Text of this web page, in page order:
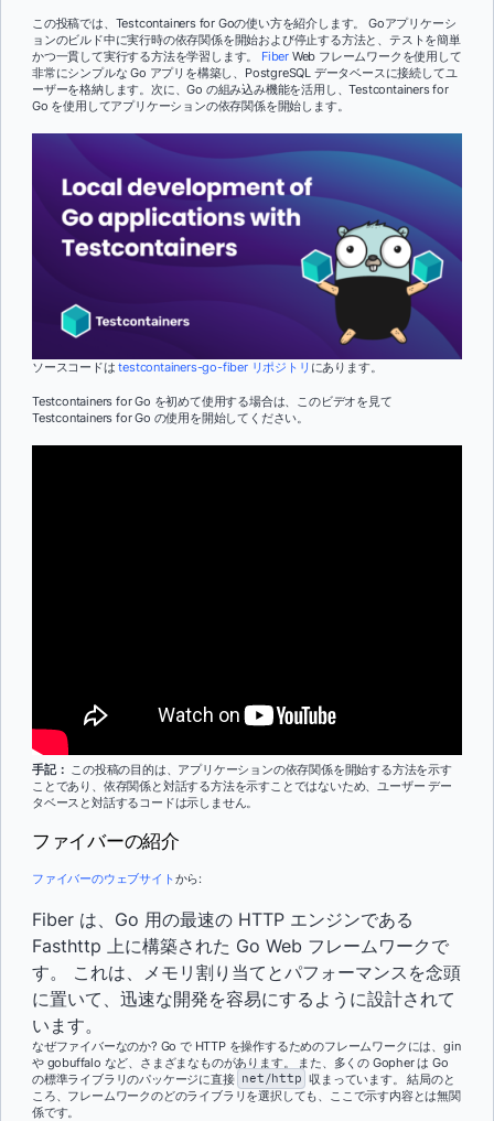
この投稿では、Testcontainers for Goの使い方を紹介します。 Goアプリケーシ
ョンのビルド中に実行時の依存関係を開始および停止する方法と、テストを簡単
かつ一貫して実行する方法を学習します。 Fiber Web フレームワークを使用して
非常にシンプルな Go アプリを構築し、PostgreSQL データベースに接続してユ
ーザーを格納します。次に、Go の組み込み機能を活用し、Testcontainers for
Go を使用してアプリケーションの依存関係を開始します。
ソースコードはtestcontainers-go-fiber リポジトリ にあります。
Testcontainers for Go を初めて使用する場合は、このビデオを見て
Testcontainers for Go の使用を開始してください。
手記： この投稿の目的は、アプリケーションの依存関係を開始する方法を示す
ことであり、依存関係と対話する方法を示すことではないため、ユーザー デー
タベースと対話するコードは示しません。
ファイバーの紹介
ファイバーのウェブサイトから:
Fiber は、Go 用の最速の HTTP エンジンである
Fasthttp 上に構築された Go Web フレームワークで
す。 これは、メモリ割り当てとパフォーマンスを念頭
に置いて、迅速な開発を容易にするように設計されて
います。
なぜファイバーなのか? Go で HTTP を操作するためのフレームワークには、gin
や gobuffalo など、さまざまなものがあります。 また、多くの Gopher は Go
の標準ライブラリのパッケージに直接 net/http 収まっています。 結局のと
ころ、フレームワークのどのライブラリを選択しても、ここで示す内容とは無関
係です。